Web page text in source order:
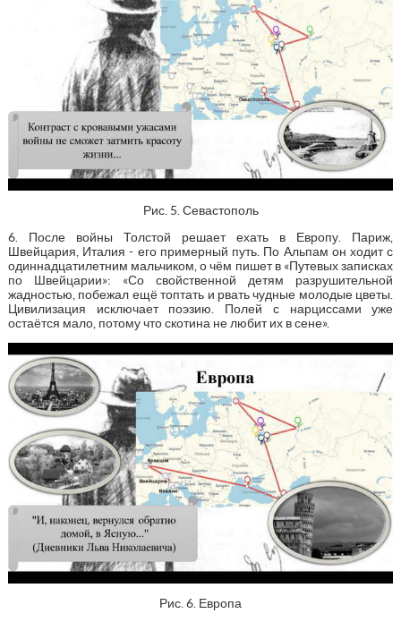
Рис. 5. Севастополь
6. После войны Толстой решает ехать в Европу. Париж,
Швейцария, Италия - его примерный путь. По Альпам он ходит с
одиннадцатилетним мальчиком, о чём пишет в «Путевых записках
по Швейцарии»: «Со свойственной детям разрушительной
жадностью, побежал ещё топтать и рвать чудные молодые цветы.
Цивилизация исключает поэзию. Полей с нарциссами уже
остаётся мало, потому что скотина не любит их в сене».
Рис. 6. Европа